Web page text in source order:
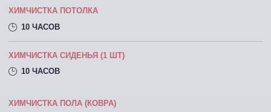
ХИМЧИСТКА ПОТОЛКА
10 ЧАСОВ
ХИМЧИСТКА СИДЕНЬЯ (1 ШТ)
10 ЧАСОВ
ХИМЧИСТКА ПОЛА (КОВРА)